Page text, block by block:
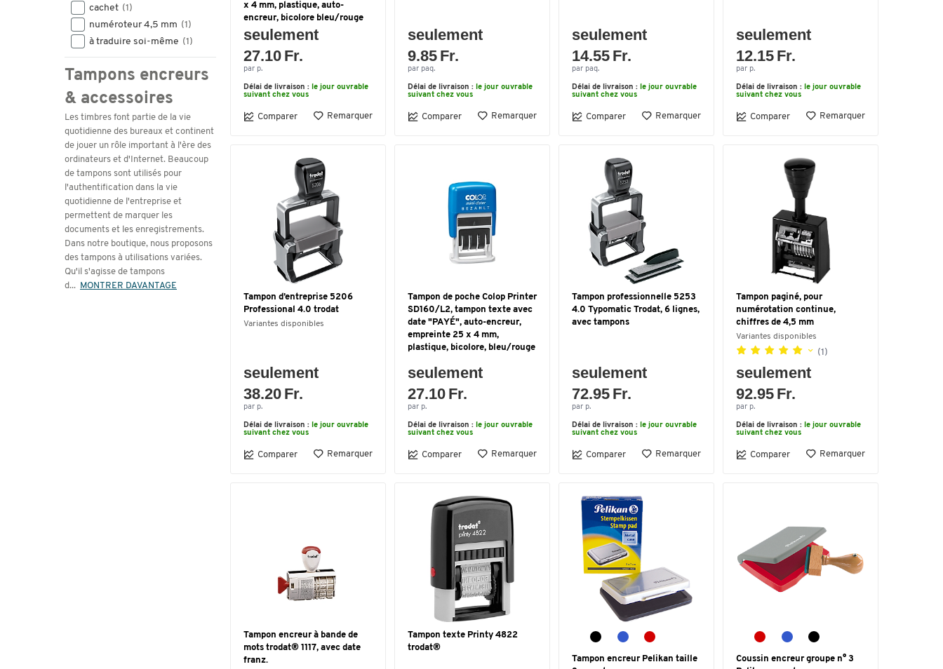
cachet (1)
numéroteur 4,5 mm (1)
à traduire soi-même (1)
Tampons encreurs
& accessoires
Les timbres font partie de la vie
quotidienne des bureaux et continent
de jouer un rôle important à l'ère des
ordinateurs et d'Internet. Beaucoup
de tampons sont utilisés pour
l'authentification dans la vie
quotidienne de l'entreprise et
permettent de marquer les
documents et les enregistrements.
Dans notre boutique, nous proposons
des tampons à utilisations variées.
Qu'il s'agisse de tampons
d... MONTRER DAVANTAGE
x 4 mm, plastique, auto-
encreur, bicolore bleu/rouge
seulement
27.10 Fr.
par p.
Délai de livraison : le jour ouvrable
suivant chez vous
Comparer Remarquer
seulement
9.85 Fr.
par paq.
Délai de livraison : le jour ouvrable
suivant chez vous
Comparer Remarquer
seulement
14.55 Fr.
par paq.
Délai de livraison : le jour ouvrable
suivant chez vous
Comparer Remarquer
seulement
12.15 Fr.
par p.
Délai de livraison : le jour ouvrable
suivant chez vous
Comparer Remarquer
Tampon d’entreprise 5206
Professional 4.0 trodat
Variantes disponibles
seulement
38.20 Fr.
par p.
Délai de livraison : le jour ouvrable
suivant chez vous
Comparer Remarquer
Tampon de poche Colop Printer
SD160/L2, tampon texte avec
date "PAYÉ", auto-encreur,
empreinte 25 x 4 mm,
plastique, bicolore, bleu/rouge
seulement
27.10 Fr.
par p.
Délai de livraison : le jour ouvrable
suivant chez vous
Comparer Remarquer
Tampon professionnelle 5253
4.0 Typomatic Trodat, 6 lignes,
avec tampons
seulement
72.95 Fr.
par p.
Délai de livraison : le jour ouvrable
suivant chez vous
Comparer Remarquer
Tampon paginé, pour
numérotation continue,
chiffres de 4,5 mm
Variantes disponibles
(1)
seulement
92.95 Fr.
par p.
Délai de livraison : le jour ouvrable
suivant chez vous
Comparer Remarquer
Tampon encreur à bande de
mots trodat® 1117, avec date
franz.
Tampon texte Printy 4822
trodat®
Tampon encreur Pelikan taille
Coussin encreur groupe n° 3